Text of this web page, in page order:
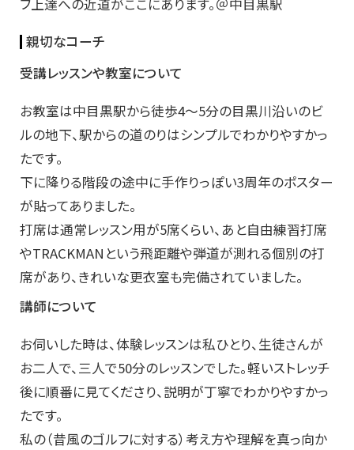
フ上達への近道がここにあります。＠中目黒駅
親切なコーチ
受講レッスンや教室について
お教室は中目黒駅から徒歩4〜5分の目黒川沿いのビ
ルの地下、駅からの道のりはシンプルでわかりやすかっ
たです。
下に降りる階段の途中に手作りっぽい3周年のポスター
が貼ってありました。
打席は通常レッスン用が5席くらい、あと自由練習打席
やTRACKMANという飛距離や弾道が測れる個別の打
席があり、きれいな更衣室も完備されていました。
講師について
お伺いした時は、体験レッスンは私ひとり、生徒さんが
お二人で、三人で50分のレッスンでした。軽いストレッチ
後に順番に見てくださり、説明が丁寧でわかりやすかっ
たです。
私の（昔風のゴルフに対する）考え方や理解を真っ向か